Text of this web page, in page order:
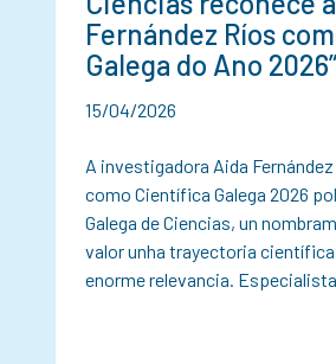
Fernández Ríos
Galega do Ano 2026”
15/04/2026
A investigadora Aida
como Científica Galega 2026
Galega de Ciencias, un
valor unha trayectoria científica
enorme relevancia.